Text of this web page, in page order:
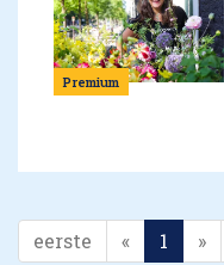
Premium
eerste « 1 »